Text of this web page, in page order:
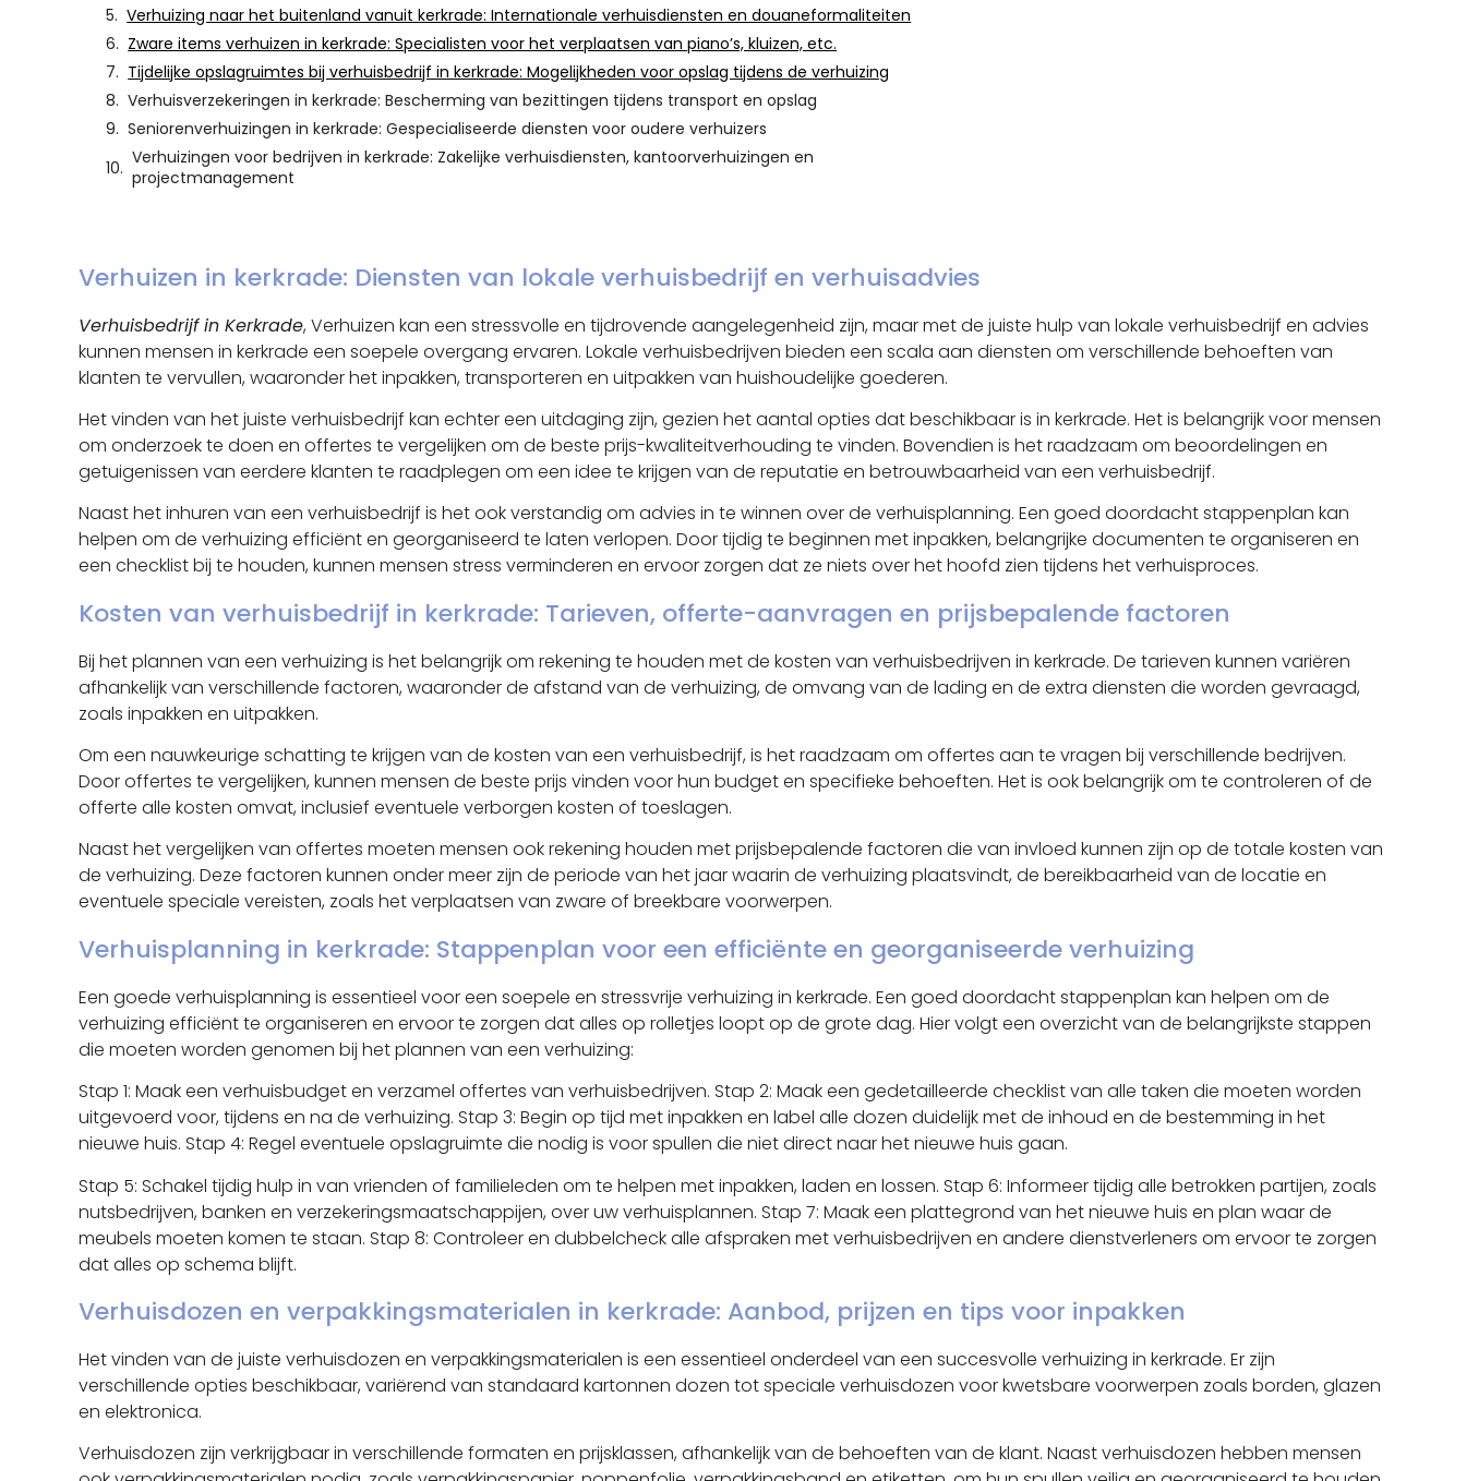
Verhuizing naar het buitenland vanuit kerkrade: Internationale verhuisdiensten en douaneformaliteiten
Zware items verhuizen in kerkrade: Specialisten voor het verplaatsen van piano’s, kluizen, etc.
Tijdelijke opslagruimtes bij verhuisbedrijf in kerkrade: Mogelijkheden voor opslag tijdens de verhuizing
Verhuisverzekeringen in kerkrade: Bescherming van bezittingen tijdens transport en opslag
Seniorenverhuizingen in kerkrade: Gespecialiseerde diensten voor oudere verhuizers
Verhuizingen voor bedrijven in kerkrade: Zakelijke verhuisdiensten, kantoorverhuizingen en
projectmanagement
Verhuizen in kerkrade: Diensten van lokale verhuisbedrijf en verhuisadvies
Verhuisbedrijf in Kerkrade, Verhuizen kan een stressvolle en tijdrovende aangelegenheid zijn, maar met de juiste hulp van lokale verhuisbedrijf en advies
kunnen mensen in kerkrade een soepele overgang ervaren. Lokale verhuisbedrijven bieden een scala aan diensten om verschillende behoeften van
klanten te vervullen, waaronder het inpakken, transporteren en uitpakken van huishoudelijke goederen.
Het vinden van het juiste verhuisbedrijf kan echter een uitdaging zijn, gezien het aantal opties dat beschikbaar is in kerkrade. Het is belangrijk voor mensen
om onderzoek te doen en offertes te vergelijken om de beste prijs-kwaliteitverhouding te vinden. Bovendien is het raadzaam om beoordelingen en
getuigenissen van eerdere klanten te raadplegen om een idee te krijgen van de reputatie en betrouwbaarheid van een verhuisbedrijf.
Naast het inhuren van een verhuisbedrijf is het ook verstandig om advies in te winnen over de verhuisplanning. Een goed doordacht stappenplan kan
helpen om de verhuizing efficiënt en georganiseerd te laten verlopen. Door tijdig te beginnen met inpakken, belangrijke documenten te organiseren en
een checklist bij te houden, kunnen mensen stress verminderen en ervoor zorgen dat ze niets over het hoofd zien tijdens het verhuisproces.
Kosten van verhuisbedrijf in kerkrade: Tarieven, offerte-aanvragen en prijsbepalende factoren
Bij het plannen van een verhuizing is het belangrijk om rekening te houden met de kosten van verhuisbedrijven in kerkrade. De tarieven kunnen variëren
afhankelijk van verschillende factoren, waaronder de afstand van de verhuizing, de omvang van de lading en de extra diensten die worden gevraagd,
zoals inpakken en uitpakken.
Om een nauwkeurige schatting te krijgen van de kosten van een verhuisbedrijf, is het raadzaam om offertes aan te vragen bij verschillende bedrijven.
Door offertes te vergelijken, kunnen mensen de beste prijs vinden voor hun budget en specifieke behoeften. Het is ook belangrijk om te controleren of de
offerte alle kosten omvat, inclusief eventuele verborgen kosten of toeslagen.
Naast het vergelijken van offertes moeten mensen ook rekening houden met prijsbepalende factoren die van invloed kunnen zijn op de totale kosten van
de verhuizing. Deze factoren kunnen onder meer zijn de periode van het jaar waarin de verhuizing plaatsvindt, de bereikbaarheid van de locatie en
eventuele speciale vereisten, zoals het verplaatsen van zware of breekbare voorwerpen.
Verhuisplanning in kerkrade: Stappenplan voor een efficiënte en georganiseerde verhuizing
Een goede verhuisplanning is essentieel voor een soepele en stressvrije verhuizing in kerkrade. Een goed doordacht stappenplan kan helpen om de
verhuizing efficiënt te organiseren en ervoor te zorgen dat alles op rolletjes loopt op de grote dag. Hier volgt een overzicht van de belangrijkste stappen
die moeten worden genomen bij het plannen van een verhuizing:
Stap 1: Maak een verhuisbudget en verzamel offertes van verhuisbedrijven. Stap 2: Maak een gedetailleerde checklist van alle taken die moeten worden
uitgevoerd voor, tijdens en na de verhuizing. Stap 3: Begin op tijd met inpakken en label alle dozen duidelijk met de inhoud en de bestemming in het
nieuwe huis. Stap 4: Regel eventuele opslagruimte die nodig is voor spullen die niet direct naar het nieuwe huis gaan.
Stap 5: Schakel tijdig hulp in van vrienden of familieleden om te helpen met inpakken, laden en lossen. Stap 6: Informeer tijdig alle betrokken partijen, zoals
nutsbedrijven, banken en verzekeringsmaatschappijen, over uw verhuisplannen. Stap 7: Maak een plattegrond van het nieuwe huis en plan waar de
meubels moeten komen te staan. Stap 8: Controleer en dubbelcheck alle afspraken met verhuisbedrijven en andere dienstverleners om ervoor te zorgen
dat alles op schema blijft.
Verhuisdozen en verpakkingsmaterialen in kerkrade: Aanbod, prijzen en tips voor inpakken
Het vinden van de juiste verhuisdozen en verpakkingsmaterialen is een essentieel onderdeel van een succesvolle verhuizing in kerkrade. Er zijn
verschillende opties beschikbaar, variërend van standaard kartonnen dozen tot speciale verhuisdozen voor kwetsbare voorwerpen zoals borden, glazen
en elektronica.
Verhuisdozen zijn verkrijgbaar in verschillende formaten en prijsklassen, afhankelijk van de behoeften van de klant. Naast verhuisdozen hebben mensen